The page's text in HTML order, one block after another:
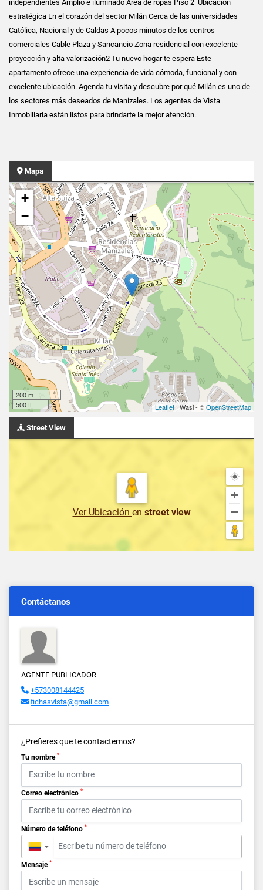
independientes Amplio e iluminado Área de ropas Piso 2 Ubicación
estratégica En el corazón del sector Milán Cerca de las universidades
Católica, Nacional y de Caldas A pocos minutos de los centros
comerciales Cable Plaza y Sancancio Zona residencial con excelente
proyección y alta valorización2 Tu nuevo hogar te espera Este
apartamento ofrece una experiencia de vida cómoda, funcional y con
excelente ubicación. Agenda tu visita y descubre por qué Milán es uno de
los sectores más deseados de Manizales. Los agentes de Vista
Inmobiliaria están listos para brindarte la mejor atención.
Mapa
+
−
200 m
500 ft
Leaflet | Wasi - ©OpenStreetMap
Street View
Ver Ubicación en street view
Contáctanos
AGENTE PUBLICADOR
+573008144425
fichasvista@gmail.com
¿Prefieres que te contactemos?
Tu nombre *
Correo electrónico *
Número de teléfono *
▼
Mensaje *